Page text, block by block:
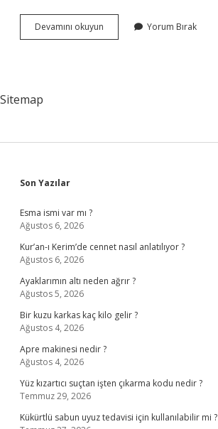
Devamını okuyun
Ilk
Yorum Bırak
Sitemap
Sidebar
Son Yazılar
Esma ismi var mı ?
Ağustos 6, 2026
Kur’an-ı Kerim’de cennet nasıl anlatılıyor ?
Ağustos 6, 2026
Ayaklarımın altı neden ağrır ?
Ağustos 5, 2026
Bir kuzu karkas kaç kilo gelir ?
Ağustos 4, 2026
Apre makinesi nedir ?
Ağustos 4, 2026
Yüz kızartıcı suçtan işten çıkarma kodu nedir ?
Temmuz 29, 2026
Kükürtlü sabun uyuz tedavisi için kullanılabilir mi ?